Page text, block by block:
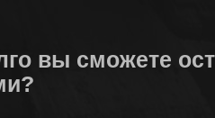
вы сможете